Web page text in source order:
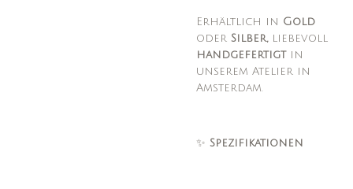
Erhältlich in Gold
oder Silber, liebevoll
handgefertigtin
unserem Atelier in
Amsterdam.
✨ Spezifikationen